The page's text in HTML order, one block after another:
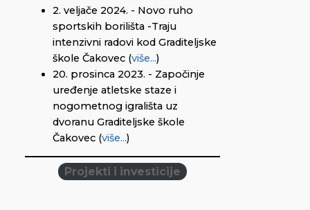
2. veljače 2024. - Novo ruho
sportskih borilišta -Traju
intenzivni radovi kod Graditeljske
škole Čakovec (više...)
20. prosinca 2023. - Započinje
uređenje atletske staze i
nogometnog igrališta uz
dvoranu Graditeljske škole
Čakovec (više...)
Projekti i investicije